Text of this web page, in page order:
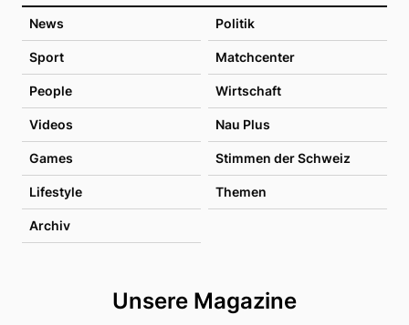
News Politik
Sport Matchcenter
People Wirtschaft
Videos Nau Plus
Games Stimmen der Schweiz
Lifestyle Themen
Archiv
Unsere Magazine